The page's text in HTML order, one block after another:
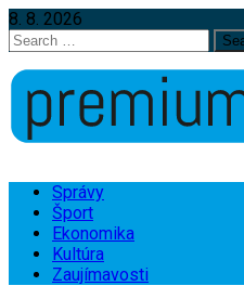
8. 8. 2026
Search
for:
Správy
Šport
Ekonomika
Kultúra
Zaujímavosti